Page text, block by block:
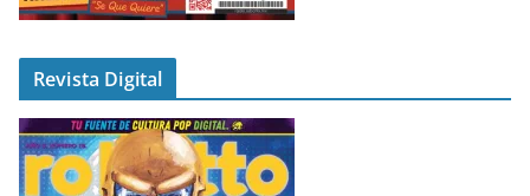
Revista Digital